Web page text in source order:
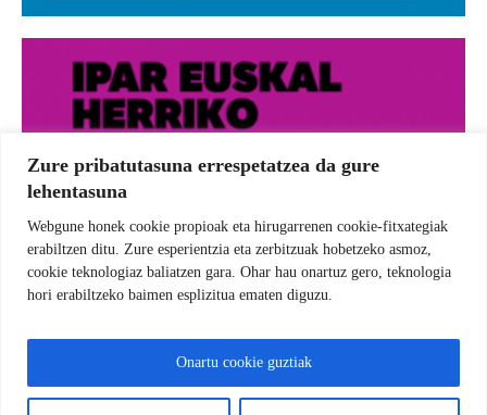
Zure pribatutasuna errespetatzea da gure
lehentasuna
Webgune honek cookie propioak eta hirugarrenen cookie-fitxategiak
erabiltzen ditu. Zure esperientzia eta zerbitzuak hobetzeko asmoz,
cookie teknologiaz baliatzen gara. Ohar hau onartuz gero, teknologia
hori erabiltzeko baimen esplizitua ematen diguzu.
Onartu cookie guztiak